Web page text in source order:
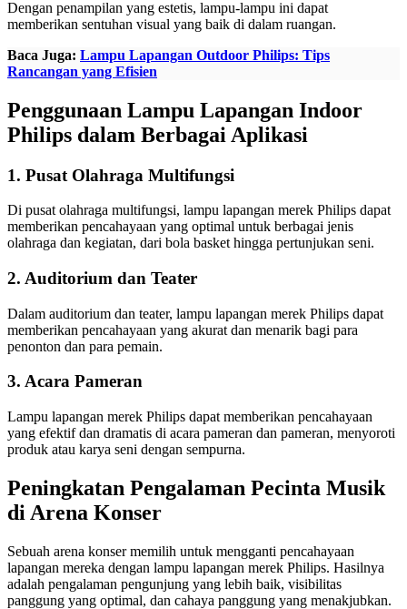
Dengan penampilan yang estetis, lampu-lampu ini dapat
memberikan sentuhan visual yang baik di dalam ruangan.
Baca Juga: Lampu Lapangan Outdoor Philips: Tips
Rancangan yang Efisien
Penggunaan Lampu Lapangan Indoor
Philips dalam Berbagai Aplikasi
1. Pusat Olahraga Multifungsi
Di pusat olahraga multifungsi, lampu lapangan merek Philips dapat
memberikan pencahayaan yang optimal untuk berbagai jenis
olahraga dan kegiatan, dari bola basket hingga pertunjukan seni.
2. Auditorium dan Teater
Dalam auditorium dan teater, lampu lapangan merek Philips dapat
memberikan pencahayaan yang akurat dan menarik bagi para
penonton dan para pemain.
3. Acara Pameran
Lampu lapangan merek Philips dapat memberikan pencahayaan
yang efektif dan dramatis di acara pameran dan pameran, menyoroti
produk atau karya seni dengan sempurna.
Peningkatan Pengalaman Pecinta Musik
di Arena Konser
Sebuah arena konser memilih untuk mengganti pencahayaan
lapangan mereka dengan lampu lapangan merek Philips. Hasilnya
adalah pengalaman pengunjung yang lebih baik, visibilitas
panggung yang optimal, dan cahaya panggung yang menakjubkan.